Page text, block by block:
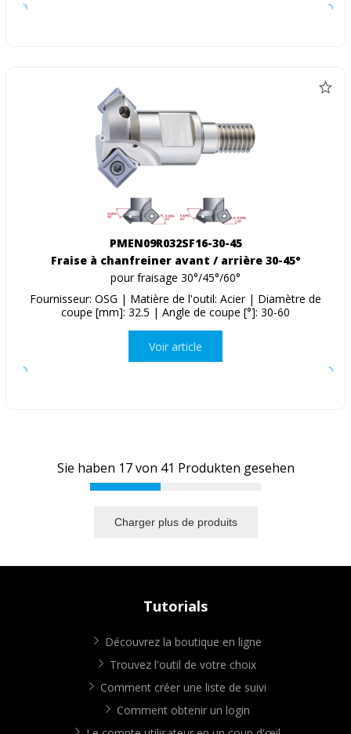
PMEN09R032SF16-30-45
Fraise à chanfreiner avant / arrière 30-45°
pour fraisage 30°/45°/60°
Fournisseur: OSG | Matière de l'outil: Acier | Diamètre de
coupe [mm]: 32.5 | Angle de coupe [°]: 30-60
Voir article
Sie haben 17von 41 Produkten gesehen
Charger plus de produits
Tutorials
Découvrez la boutique en ligne
Trouvez l'outil de votre choix
Comment créer une liste de suivi
Comment obtenir un login